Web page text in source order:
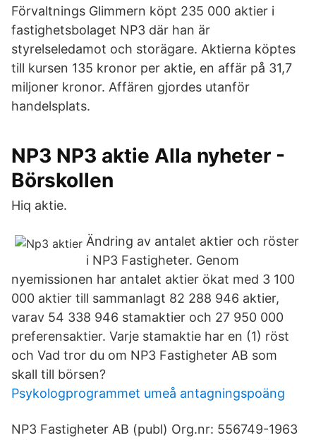
Förvaltnings Glimmern köpt 235 000 aktier i
fastighetsbolaget NP3 där han är
styrelseledamot och storägare. Aktierna köptes
till kursen 135 kronor per aktie, en affär på 31,7
miljoner kronor. Affären gjordes utanför
handelsplats.
NP3 NP3 aktie Alla nyheter -
Börskollen
Hiq aktie.
Ändring av antalet aktier och röster
i NP3 Fastigheter. Genom
nyemissionen har antalet aktier ökat med 3 100
000 aktier till sammanlagt 82 288 946 aktier,
varav 54 338 946 stamaktier och 27 950 000
preferensaktier. Varje stamaktie har en (1) röst
och Vad tror du om NP3 Fastigheter AB som
skall till börsen?
Psykologprogrammet umeå antagningspoäng
NP3 Fastigheter AB (publ) Org.nr: 556749-1963